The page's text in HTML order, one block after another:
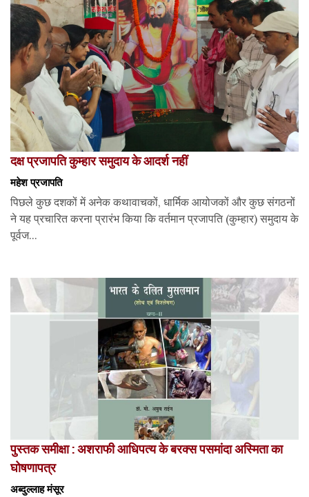
दक्ष प्रजापति कुम्हार समुदाय के आदर्श नहीं
महेश प्रजापति
पिछले कुछ दशकों में अनेक कथावाचकों, धार्मिक आयोजकों और कुछ संगठनों
ने यह प्रचारित करना प्रारंभ किया कि वर्तमान प्रजापति (कुम्हार) समुदाय के
पूर्वज...
पुस्तक समीक्षा : अशराफी आधिपत्य के बरक्स पसमांदा अस्मिता का
घोषणापत्र
अब्दुल्लाह मंसूर